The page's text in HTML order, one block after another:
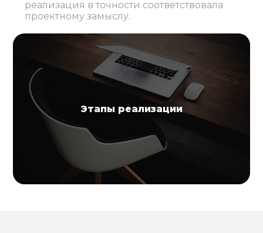
Этапы реализации
реализация в точности соответствовала
проектному замыслу.